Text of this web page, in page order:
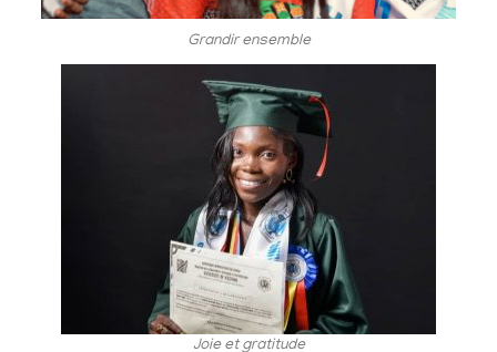
Grandir ensemble
Joie et gratitude